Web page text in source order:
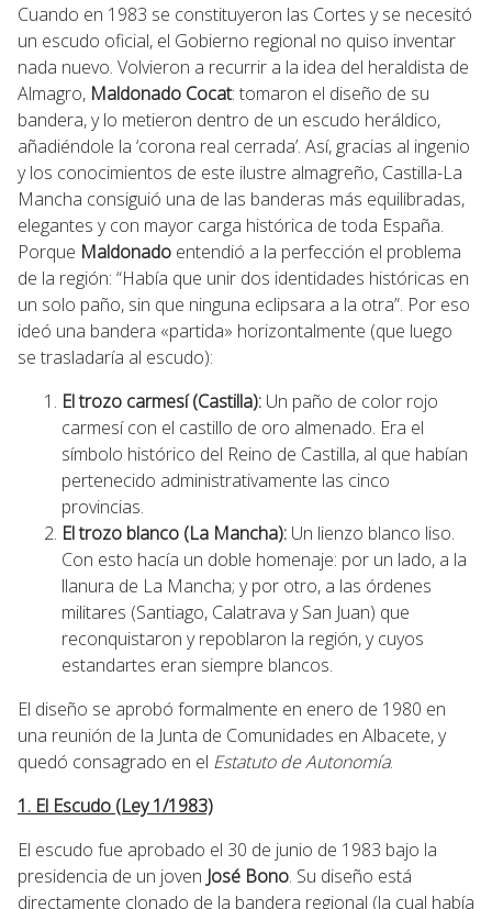
Cuando en 1983 se constituyeron las Cortes y se necesitó
un escudo oficial, el Gobierno regional no quiso inventar
nada nuevo. Volvieron a recurrir a la idea del heraldista de
Almagro, Maldonado Cocat: tomaron el diseño de su
bandera, y lo metieron dentro de un escudo heráldico,
añadiéndole la ‘corona real cerrada’. Así, gracias al ingenio
y los conocimientos de este ilustre almagreño, Castilla-La
Mancha consiguió una de las banderas más equilibradas,
elegantes y con mayor carga histórica de toda España.
Porque Maldonado entendió a la perfección el problema
de la región: “Había que unir dos identidades históricas en
un solo paño, sin que ninguna eclipsara a la otra”. Por eso
ideó una bandera «partida» horizontalmente (que luego
se trasladaría al escudo):
El trozo carmesí (Castilla): Un paño de color rojo
carmesí con el castillo de oro almenado. Era el
símbolo histórico del Reino de Castilla, al que habían
pertenecido administrativamente las cinco
provincias.
El trozo blanco (La Mancha): Un lienzo blanco liso.
Con esto hacía un doble homenaje: por un lado, a la
llanura de La Mancha; y por otro, a las órdenes
militares (Santiago, Calatrava y San Juan) que
reconquistaron y repoblaron la región, y cuyos
estandartes eran siempre blancos.
El diseño se aprobó formalmente en enero de 1980 en
una reunión de la Junta de Comunidades en Albacete, y
quedó consagrado en el Estatuto de Autonomía.
1. El Escudo (Ley 1/1983)
El escudo fue aprobado el 30 de junio de 1983 bajo la
presidencia de un joven José Bono. Su diseño está
directamente clonado de la bandera regional (la cual había